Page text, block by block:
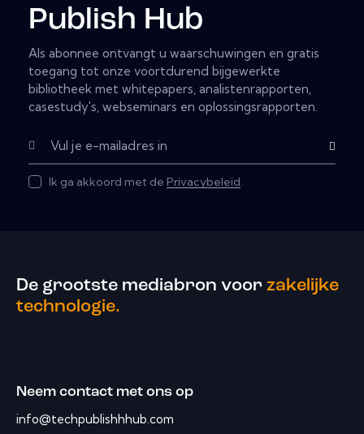
Publish Hub
Als abonnee ontvangt u waarschuwingen en gratis
toegang tot onze voortdurend bijgewerkte
bibliotheek met whitepapers, analistenrapporten,
casestudy's, webseminars en oplossingsrapporten.
Ik ga akkoord met de Privacybeleid.
De grootste mediabron voor zakelijke
technologie.
Neem contact met ons op
info@techpublishhhub.com